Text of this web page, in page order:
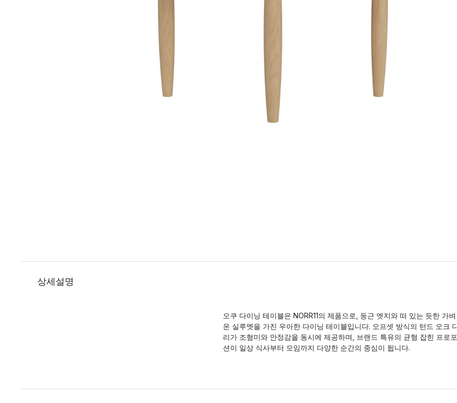
상세설명
오쿠 다이닝 테이블은 NORR11의 제품으로, 둥근 엣지와 떠 있는 듯한 가벼
운 실루엣을 가진 우아한 다이닝 테이블입니다. 오프셋 방식의 턴드 오크
리가 조형미와 안정감을 동시에 제공하며, 브랜드 특유의 균형 잡힌 프로포
션이 일상 식사부터 모임까지 다양한 순간의 중심이 됩니다.